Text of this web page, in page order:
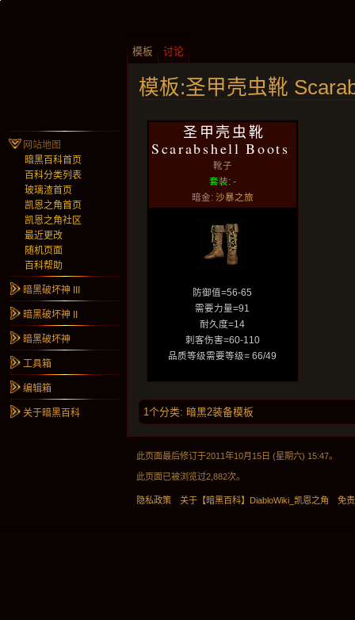
模板:圣甲壳虫靴
圣甲壳虫靴
Scarabshell Boots
靴子
套装: -
暗金: 沙暴之旅
防御值=56-65
需要力量=91
耐久度=14
刺客伤害=60-110
品质等级需要等级= 66/49
1个分类: 暗黑2装备模板
模板 讨论
网站地图
暗黑百科首页
百科分类列表
玻璃渣首页
凯恩之角首页
凯恩之角社区
最近更改
随机页面
百科帮助
暗黑破坏神 III
暗黑破坏神 II
暗黑破坏神
工具箱
编辑箱
关于暗黑百科
此页面最后修订于2011年10月15日 (星期六) 15:47。
此页面已被浏览过2,882次。
隐私政策 关于【暗黑百科】DiabloWiki_凯恩之角 免